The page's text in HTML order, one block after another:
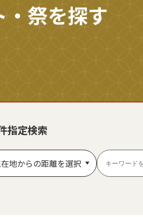
・祭を探す
指定検索
地からの距離を選択